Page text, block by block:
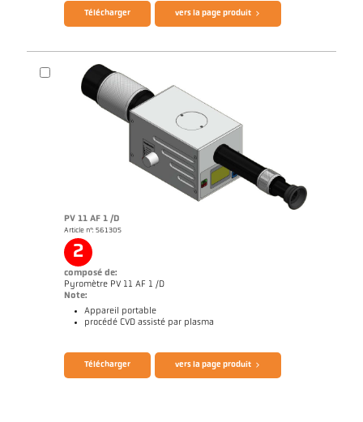
Brochure CellaTemp PX
Télécharger vers la page produit
PV 11 AF 1 /D
Article n°: 561305
2
composé de:
Pyromètre PV 11 AF 1 /D
Note:
Appareil portable
procédé CVD assisté par plasma
Télécharger vers la page produit